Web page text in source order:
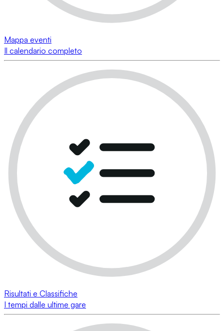
Mappa eventi
Il calendario completo
Risultati e Classifiche
I tempi dalle ultime gare